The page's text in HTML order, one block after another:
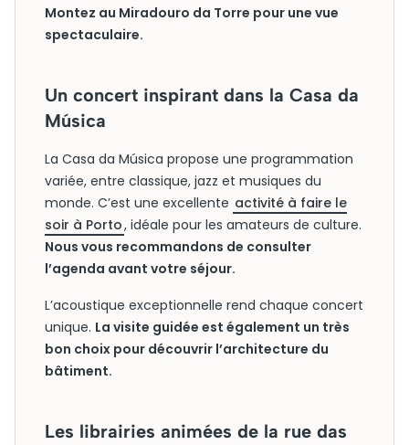
Montez au Miradouro da Torre pour une vue
spectaculaire.
Un concert inspirant dans la Casa da
Música
La Casa da Música propose une programmation
variée, entre classique, jazz et musiques du
monde. C’est une excellente activité à faire le
soir à Porto, idéale pour les amateurs de culture.
Nous vous recommandons de consulter
l’agenda avant votre séjour.
L’acoustique exceptionnelle rend chaque concert
unique. La visite guidée est également un très
bon choix pour découvrir l’architecture du
bâtiment.
Les librairies animées de la rue das